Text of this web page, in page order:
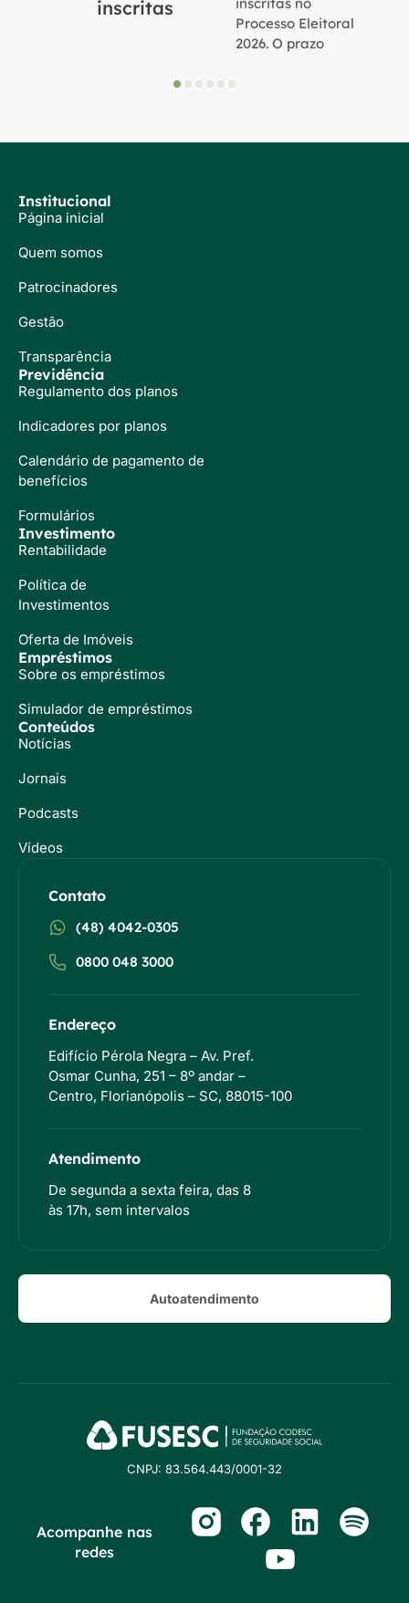
inscritas
Processo Eleitoral
2026. O prazo
Institucional
Página inicial
Quem somos
Patrocinadores
Gestão
Transparência
Previdência
Regulamento dos planos
Indicadores por planos
Calendário de pagamento de
benefícios
Formulários
Investimento
Rentabilidade
Política de
Investimentos
Oferta de Imóveis
Empréstimos
Sobre os empréstimos
Simulador de empréstimos
Conteúdos
Notícias
Jornais
Podcasts
Vídeos
Contato
(48) 4042-0305
0800 048 3000
Endereço
Edifício Pérola Negra – Av. Pref.
Osmar Cunha, 251 – 8º andar –
Centro, Florianópolis – SC, 88015-100
Atendimento
De segunda a sexta feira, das 8
às 17h, sem intervalos
Autoatendimento
CNPJ: 83.564.443/0001-32
Acompanhe nas
redes